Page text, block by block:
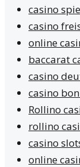
casino
casino
online
baccarat
casino
casino
Rollino
rollino
casino
online